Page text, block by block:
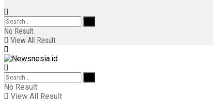
No Result
View All Result
No Result
View All Result